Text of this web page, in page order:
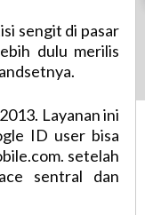
sengit di pasar
dulu merilis
Layanan ini
ID user bisa
setelah
sentral dan